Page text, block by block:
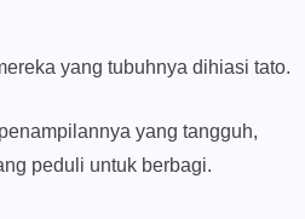
yang tubuhnya dihiasi tato.
yang tangguh,
peduli untuk berbagi.